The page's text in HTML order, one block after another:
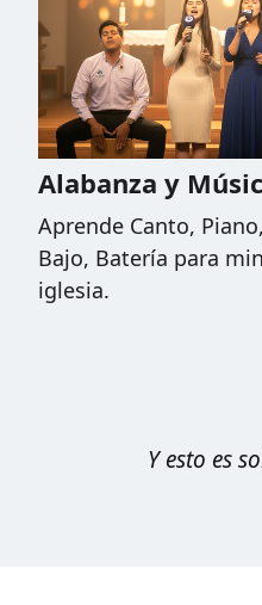
Alabanza y
Aprende Canto,
Bajo, Batería para
iglesia.
Y esto es